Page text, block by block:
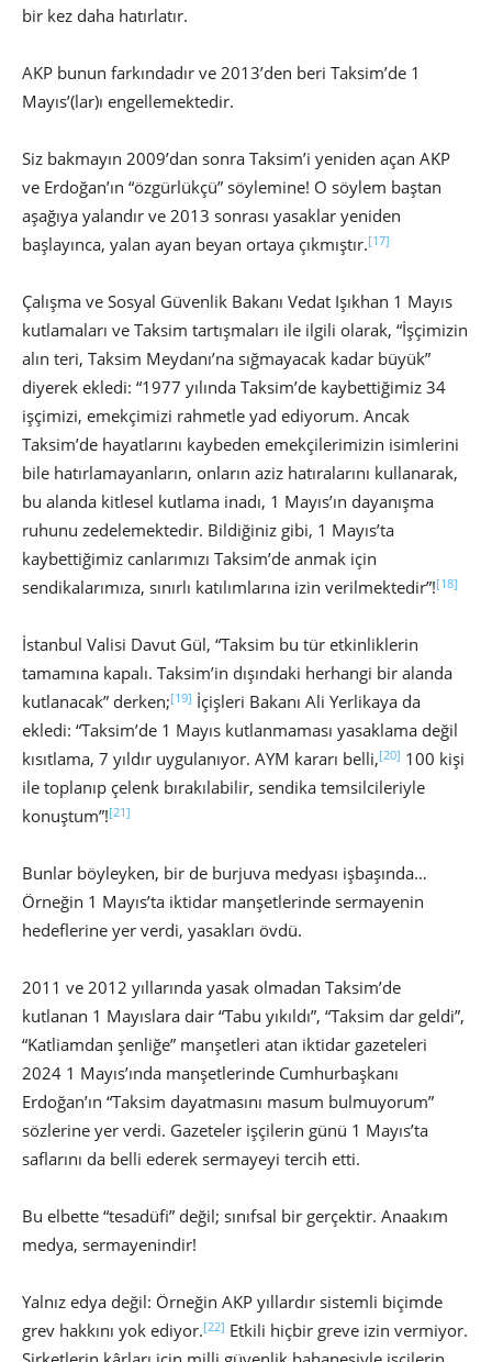
bir kez daha hatırlatır.
AKP bunun farkındadır ve 2013’den beri Taksim’de 1
Mayıs’(lar)ı engellemektedir.
Siz bakmayın 2009’dan sonra Taksim’i yeniden açan AKP
ve Erdoğan’ın “özgürlükçü” söylemine! O söylem baştan
aşağıya yalandır ve 2013 sonrası yasaklar yeniden
başlayınca, yalan ayan beyan ortaya çıkmıştır.[17]
Çalışma ve Sosyal Güvenlik Bakanı Vedat Işıkhan 1 Mayıs
kutlamaları ve Taksim tartışmaları ile ilgili olarak, “İşçimizin
alın teri, Taksim Meydanı’na sığmayacak kadar büyük”
diyerek ekledi: “1977 yılında Taksim’de kaybettiğimiz 34
işçimizi, emekçimizi rahmetle yad ediyorum. Ancak
Taksim’de hayatlarını kaybeden emekçilerimizin isimlerini
bile hatırlamayanların, onların aziz hatıralarını kullanarak,
bu alanda kitlesel kutlama inadı, 1 Mayıs’ın dayanışma
ruhunu zedelemektedir. Bildiğiniz gibi, 1 Mayıs’ta
kaybettiğimiz canlarımızı Taksim’de anmak için
sendikalarımıza, sınırlı katılımlarına izin verilmektedir”![18]
İstanbul Valisi Davut Gül, “Taksim bu tür etkinliklerin
tamamına kapalı. Taksim’in dışındaki herhangi bir alanda
kutlanacak” derken;[19] İçişleri Bakanı Ali Yerlikaya da
ekledi: “Taksim’de 1 Mayıs kutlanmaması yasaklama değil
kısıtlama, 7 yıldır uygulanıyor. AYM kararı belli,[20] 100 kişi
ile toplanıp çelenk bırakılabilir, sendika temsilcileriyle
konuştum”![21]
Bunlar böyleyken, bir de burjuva medyası işbaşında…
Örneğin 1 Mayıs’ta iktidar manşetlerinde sermayenin
hedeflerine yer verdi, yasakları övdü.
2011 ve 2012 yıllarında yasak olmadan Taksim’de
kutlanan 1 Mayıslara dair “Tabu yıkıldı”, “Taksim dar geldi”,
“Katliamdan şenliğe” manşetleri atan iktidar gazeteleri
2024 1 Mayıs’ında manşetlerinde Cumhurbaşkanı
Erdoğan’ın “Taksim dayatmasını masum bulmuyorum”
sözlerine yer verdi. Gazeteler işçilerin günü 1 Mayıs’ta
saflarını da belli ederek sermayeyi tercih etti.
Bu elbette “tesadüfi” değil; sınıfsal bir gerçektir. Anaakım
medya, sermayenindir!
Yalnız edya değil: Örneğin AKP yıllardır sistemli biçimde
grev hakkını yok ediyor.[22] Etkili hiçbir greve izin vermiyor.